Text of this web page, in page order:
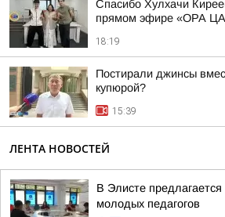
Спасибо Хулхачи
прямом эфире «ОРА
18:19
Постирали джинсы
купюрой?
15:39
ЛЕНТА НОВОСТЕЙ
В Элисте
молодых педагогов